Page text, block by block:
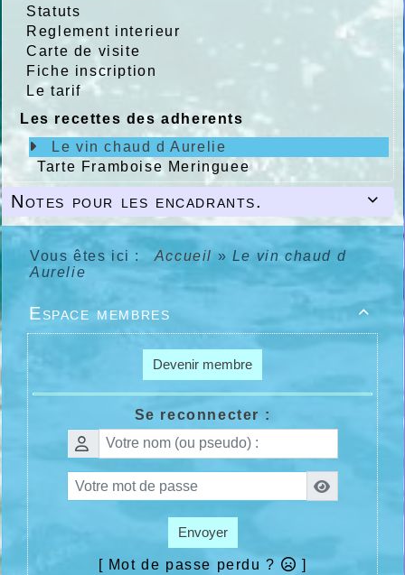
Statuts
Reglement interieur
Carte de visite
Fiche inscription
Le tarif
Les recettes des adherents
Le vin chaud d Aurelie
Tarte Framboise Meringuee

Notes pour les encadrants.
Vous êtes ici : Accueil » Le vin chaud d
Aurelie

Espace membres
Devenir membre
Se reconnecter :
Envoyer
[ Mot de passe perdu ? ]